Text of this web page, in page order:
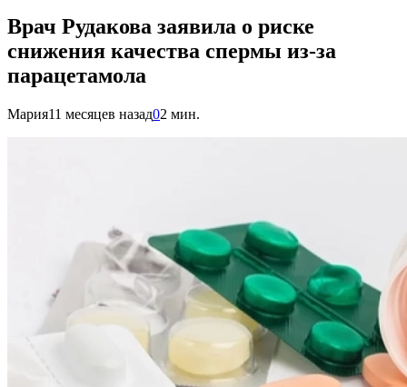
Врач Рудакова заявила о риске
снижения качества спермы из-за
парацетамола
Мария11 месяцев назад02 мин.